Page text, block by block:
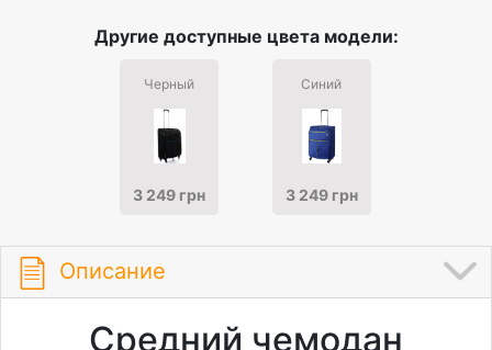
Другие доступные цвета модели:
Черный
3 249 грн
Синий
3 249 грн
Описание
Средний чемодан